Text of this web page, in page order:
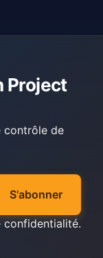
Project
contrôle de
S'abonner
confidentialité.